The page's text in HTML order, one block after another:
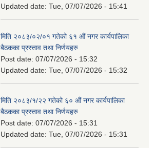
Updated date: Tue, 07/07/2026 - 15:41
मिति २०८३/०२/०१ गतेको ६१ औं नगर कार्यपालिका
बैठकका प्रस्ताव तथा निर्णयहरु
Post date: 07/07/2026 - 15:32
Updated date: Tue, 07/07/2026 - 15:32
मिति २०८३/१/२२ गतेको ६० औं नगर कार्यपालिका
बैठकका प्रस्ताव तथा निर्णयहरु
Post date: 07/07/2026 - 15:31
Updated date: Tue, 07/07/2026 - 15:31